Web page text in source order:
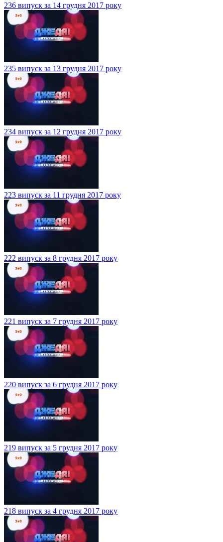
236 випуск за 14 грудня 2017 року
235 випуск за 13 грудня 2017 року
234 випуск за 12 грудня 2017 року
223 випуск за 11 грудня 2017 року
222 випуск за 8 грудня 2017 року
221 випуск за 7 грудня 2017 року
220 випуск за 6 грудня 2017 року
219 випуск за 5 грудня 2017 року
218 випуск за 4 грудня 2017 року